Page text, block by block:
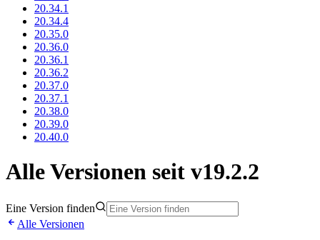
20.34.1
20.34.4
20.35.0
20.36.0
20.36.1
20.36.2
20.37.0
20.37.1
20.38.0
20.39.0
20.40.0
Alle Versionen seit v19.2.2
Eine Version finden
Alle Versionen